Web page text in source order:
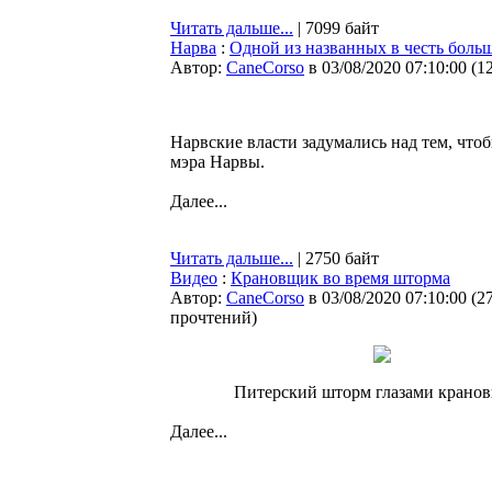
Читать дальше... | 7099 байт
Нарва : Одной из названных в честь
Автор: CaneCorso в 03/08/2020 07:10:00 (
Нарвские власти задумались над тем,
мэра Нарвы.
Далее...
Читать дальше... | 2750 байт
Видео : Крановщик во время шторма
Автор: CaneCorso в 03/08/2020 07:10:00 (
прочтений)
Питерский шторм глазами
Далее...